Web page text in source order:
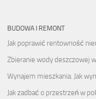
BUDOWA I REMONT
Jak poprawić rentowność
Zbieranie wody deszczowej
Wynajem mieszkania. Jak
Jak zadbać o przestrzeń w